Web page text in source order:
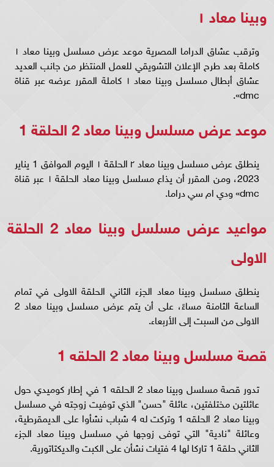
وبينا معاد ١
وترقب عشاق الدراما المصرية موعد عرض مسلسل وبينا معاد ١
كاملة بعد طرح الإعلان التشويقي للعمل المنتظر من جانب العديد
عشاق أبطال مسلسل وبينا معاد ١ كاملة المقرر عرضه عبر قناة
dmc».
موعد عرض مسلسل وبينا معاد 2 الحلقة 1
ينطلق عرض مسلسل وبينا معاد ٢ الحلقة ١ اليوم الموافق 1 يناير
2023، ومن المقرر أن يذاع مسلسل وبينا معاد الحلقة ١ عبر قناة
dmc» ودي ام سي دراما.
مواعيد عرض مسلسل وبينا معاد 2 الحلقة
الاولى
ينطلق مسلسل وبينا معاد الجزء الثاني الحلقة الاولى في تمام
الساعة الثامنة مساءً، على أن يتم عرض مسلسل وبينا معاد 2
الاولى من السبت إلى الأربعاء.
قصة مسلسل وبينا معاد 2 الحلقه 1
تدور قصة مسلسل وبينا معاد 2 الحلقه 1 في إطار كوميدي حول
عائلتين مختلفتين، عائلة "حسن" الذي توفيت زوجته في مسلسل
وبينا معاد 2 الحلقه 1 وتركت له 4 شباب نشأوا على الديمقرطية،
وعائلة "نادية" التي توفى زوجها في مسلسل وبينا معاد الجزء
الثاني حلقة 1 تاركا لها 4 فتيات نشأن على الكبت والديكتاتورية.